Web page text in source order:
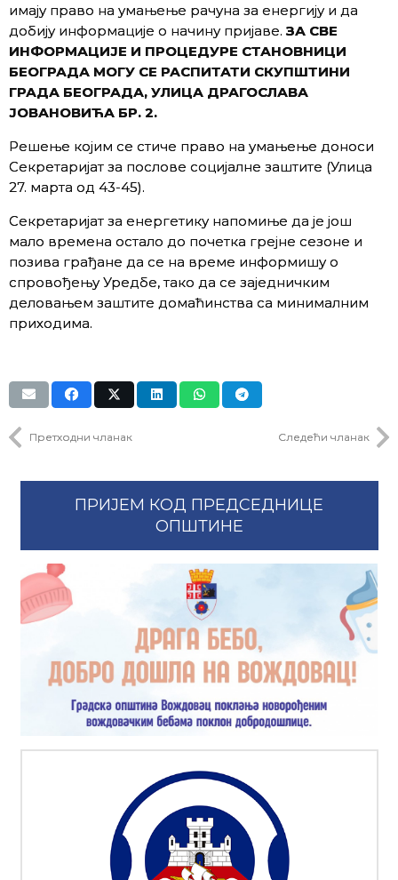
имају право на умањење рачуна за енергију и да
добију информације о начину пријаве. ЗА СВЕ
ИНФОРМАЦИЈЕ И ПРОЦЕДУРЕ СТАНОВНИЦИ
БЕОГРАДА МОГУ СЕ РАСПИТАТИ СКУПШТИНИ
ГРАДА БЕОГРАДА, УЛИЦА ДРАГОСЛАВА
ЈОВАНОВИЋА БР. 2.
Решење којим се стиче право на умањење доноси
Секретаријат за послове социјалне заштите (Улица
27. марта од 43-45).
Секретаријат за енергетику напомиње да је још
мало времена остало до почетка грејне сезоне и
позива грађане да се на време информишу о
спровођењу Уредбе, тако да се заједничким
деловањем заштите домаћинства са минималним
приходима.
Претходни чланак Следећи чланак
ПРИЈЕМ КОД ПРЕДСЕДНИЦЕ
ОПШТИНЕ